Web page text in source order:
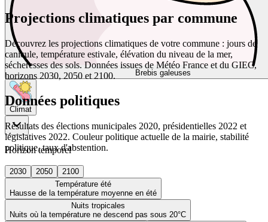
Brebis galeuses
Climat
Horizon temporel
2030 2050
2100
Température été
Hausse de la température moyenne en été
Nuits tropicales
Nuits où la température ne descend pas sous 20°C
Projections climatiques par commune
Découvrez les projections climatiques de votre commune : jours de
canicule, température estivale, élévation du niveau de la mer,
sécheresses des sols. Données issues de Météo France et du GIEC,
horizons 2030, 2050 et 2100.
Données politiques
Résultats des élections municipales 2020, présidentielles 2022 et
législatives 2022. Couleur politique actuelle de la mairie, stabilité
politique, taux d'abstention.